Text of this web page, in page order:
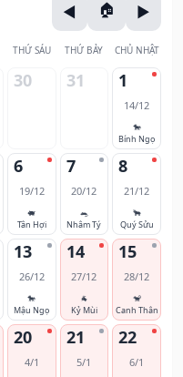
THỨ SÁU THỨ BẢY CHỦ NHẬT
30 31 1
14/12
🐎
Bính Ngọ
6
19/12
🐖
Tân Hợi
7
20/12
🐀
Nhâm Tý
8
21/12
🐂
Quý Sửu
13
26/12
🐎
Mậu Ngọ
14
27/12
🐐
Kỷ Mùi
15
28/12
🐒
Canh Thân
20
4/1
21
5/1
22
6/1